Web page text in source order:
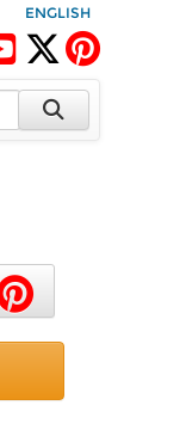
ENGLISH